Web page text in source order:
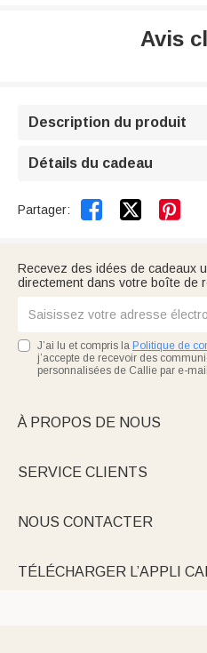
Avis
Description du produit
Détails du cadeau
Partager:  
Recevez des idées de cadeaux
directement dans votre boîte de
J’ai lu et compris la Politique de
j’accepte de recevoir des
personnalisées de Callie par e-
À PROPOS DE NOUS
SERVICE CLIENTS
NOUS CONTACTER
TÉLÉCHARGER L’APPLI